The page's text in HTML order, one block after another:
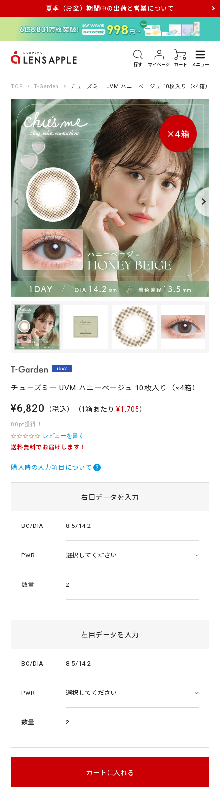
夏季（お盆）期間中の出荷と営業について
探す マイページ カート メニュー
アキュビュー メダリスト メガネ
TOP T-Garden チューズミー UVM ハニーベージュ 10枚入り（×4箱）
チューズミー UVM ハニーベージュ 10枚入り（×4箱）
¥6,820 （税込） （1箱あたり:¥1,705）
80pt獲得！
0
.
t
n
レビューを書く
送料無料でお届けします！
購入時の入力項目について
右目データを入力
BC/DIA 8.5/14.2
PWR
数量 2
左目データを入力
BC/DIA 8.5/14.2
PWR
数量 2
カートに入れる